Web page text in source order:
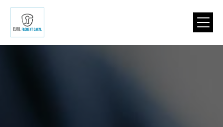
Panneau de gestion des cookies